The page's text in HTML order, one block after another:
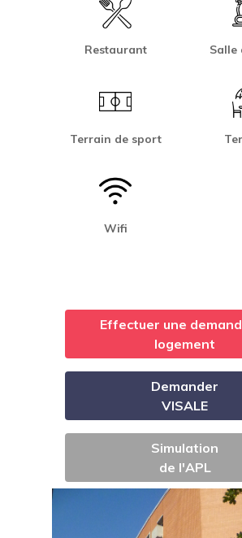
Restaurant Salle
Terrain de sport
Wifi
Effectuer une
logement
Demander
VISALE
Simulation
de l'APL